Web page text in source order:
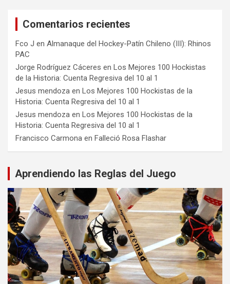
Comentarios recientes
Fco J en Almanaque del Hockey-Patín Chileno (III): Rhinos
PAC
Jorge Rodríguez Cáceres en Los Mejores 100 Hockistas
de la Historia: Cuenta Regresiva del 10 al 1
Jesus mendoza en Los Mejores 100 Hockistas de la
Historia: Cuenta Regresiva del 10 al 1
Jesus mendoza en Los Mejores 100 Hockistas de la
Historia: Cuenta Regresiva del 10 al 1
Francisco Carmona en Falleció Rosa Flashar
Aprendiendo las Reglas del Juego